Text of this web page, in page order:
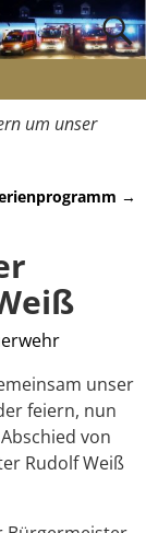
um unser
→
unser
feiern, nun
von
Rudolf Weiß